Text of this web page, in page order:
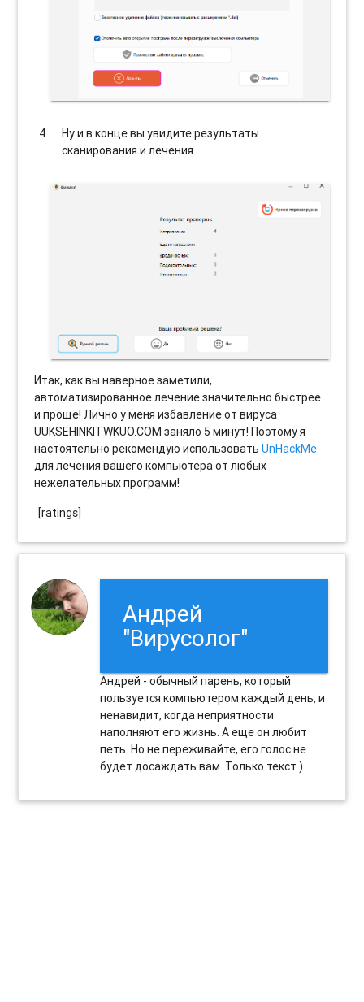
Ну и в конце вы увидите результаты
сканирования и лечения.
Итак, как вы наверное заметили,
автоматизированное лечение значительно быстрее
и проще! Лично у меня избавление от вируса
UUKSEHINKITWKUO.COM заняло 5 минут! Поэтому я
настоятельно рекомендую использоватьUnHackMe
для лечения вашего компьютера от любых
нежелательных программ!
[ratings]
Андрей
"Вирусолог"
Андрей - обычный парень, который
пользуется компьютером каждый день, и
ненавидит, когда неприятности
наполняют его жизнь. А еще он любит
петь. Но не переживайте, его голос не
будет досаждать вам. Только текст )